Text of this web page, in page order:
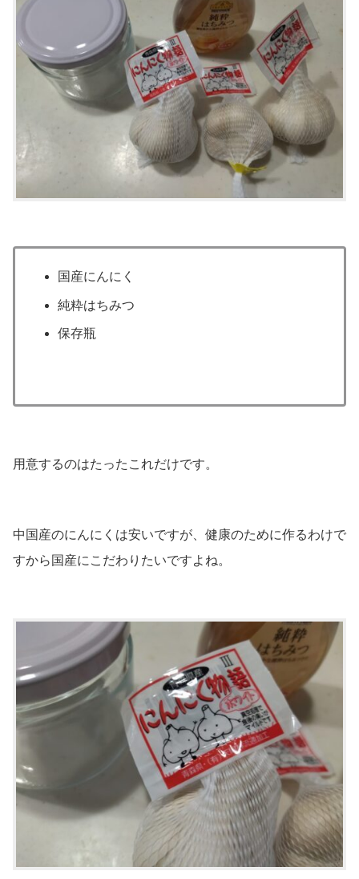
国産にんにく
純粋はちみつ
保存瓶
用意するのはたったこれだけです。
中国産のにんにくは安いですが、健康のために作るわけで
すから国産にこだわりたいですよね。